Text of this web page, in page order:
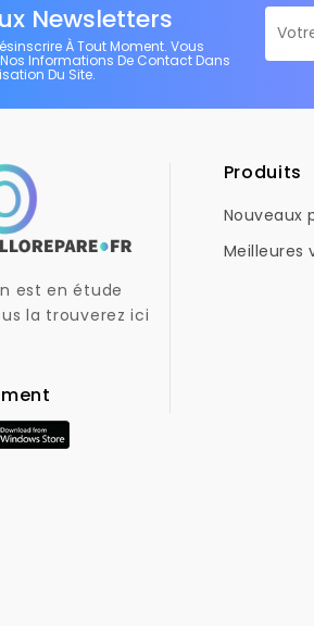
Newsletters
À Tout Moment. Vous
Informations De Contact Dans
Du Site.
est en étude
la trouverez ici
Produits
Nouveaux
Meilleures